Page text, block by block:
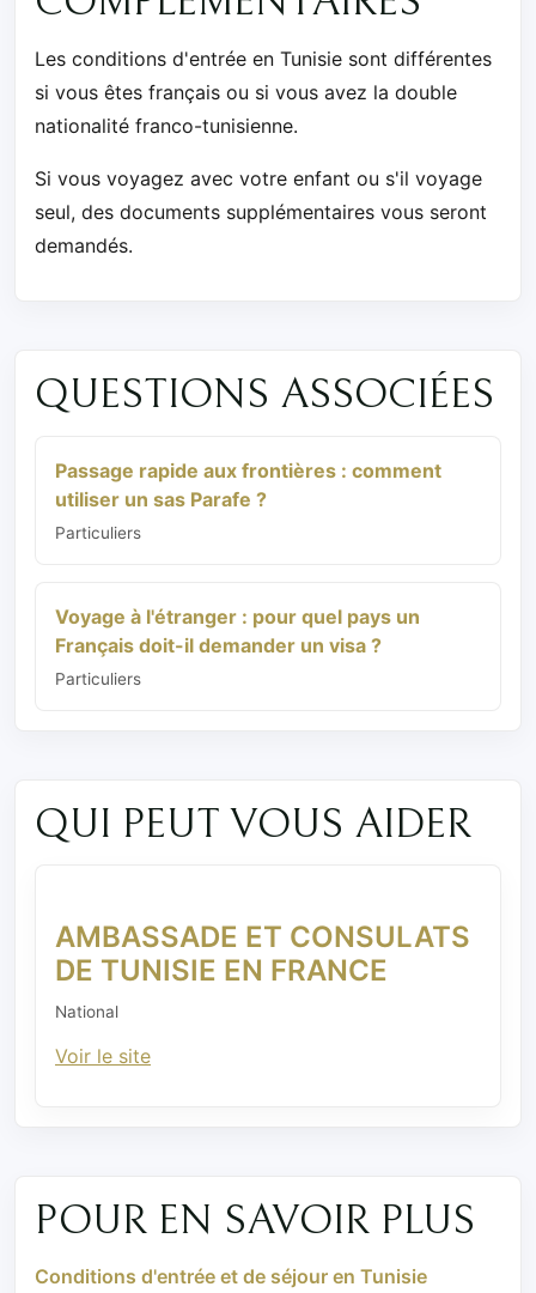
Les conditions d'entrée en Tunisie sont différentes
si vous êtes français ou si vous avez la double
nationalité franco-tunisienne.
Si vous voyagez avec votre enfant ou s'il voyage
seul, des documents supplémentaires vous seront
demandés.
QUESTIONS ASSOCIÉES
Passage rapide aux frontières : comment
utiliser un sas Parafe ?
Particuliers
Voyage à l'étranger : pour quel pays un
Français doit-il demander un visa ?
Particuliers
QUI PEUT VOUS AIDER
AMBASSADE ET CONSULATS
DE TUNISIE EN FRANCE
National
Voir le site
POUR EN SAVOIR PLUS
Conditions d'entrée et de séjour en Tunisie